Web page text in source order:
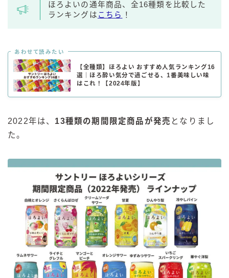
ほろよいの通年商品、全16種類を比較した
ランキングは こちら ！
あわせて読みたい
【全種類】ほろよい おすすめ人気ランキング16
選｜ほろ酔い気分で過ごせる、1番美味しい味
はこれ！【2024年版】
2022年は、 13種類の期間限定商品が発売 となりまし
た。